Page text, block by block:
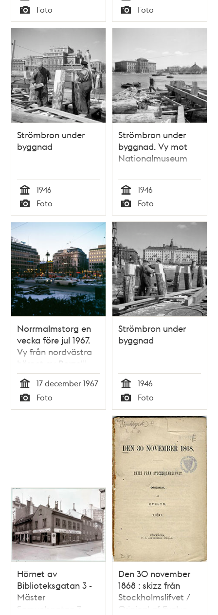
Tid
Typ
Foto Tid
Typ
Foto
Strömbron under
byggnad
Tid
1946
Typ
Foto
Strömbron under
byggnad. Vy mot
Nationalmuseum
Tid
1946
Typ
Foto
Norrmalmstorg en
vecka före jul 1967.
Vy från nordvästra
hörnet av Berzelii
Park. Skymningsbild
Tid
17 december 1967
Typ
Foto
Strömbron under
byggnad
Tid
1946
Typ
Foto
Hörnet av
Biblioteksgatan 3 -
Mäster
Samuelsgatan 7
Den 30 november
1868 : skizz från
Stockholmslifvet /
Original af Evelyn